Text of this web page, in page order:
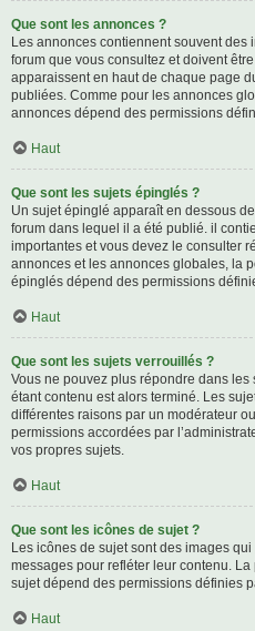
Que sont les annonces ?
Les annonces contiennent souvent
forum que vous consultez et doivent
apparaissent en haut de chaque page
publiées. Comme pour les annonces
annonces dépend des permissions
Haut
Que sont les sujets épinglés ?
Un sujet épinglé apparaît en dessous
forum dans lequel il a été publié. il
importantes et vous devez le consulter
annonces et les annonces globales, la
épinglés dépend des permissions
Haut
Que sont les sujets verrouillés ?
Vous ne pouvez plus répondre dans
étant contenu est alors terminé. Les
différentes raisons par un modérateur
permissions accordées par
vos propres sujets.
Haut
Que sont les icônes de sujet ?
Les icônes de sujet sont des images
messages pour refléter leur contenu.
sujet dépend des permissions définies
Haut